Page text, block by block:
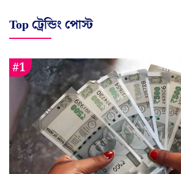
Top ট্রেন্ডিং পোস্ট